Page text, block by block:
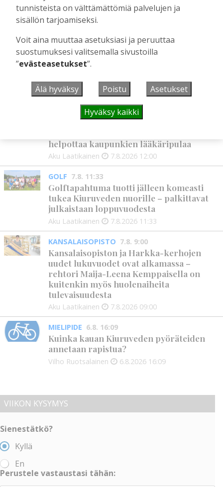
UUSIMMAT
MIELIPIDE 7.8. 12:26
Vilho Ruotsalainen 7.8.2026 12:26
HYVINVOINTIALUE 7.8. 12:00
Kiuruvedelle ja Iisalmeen
helpottaa kaupunkien lääkäripulaa
Aku Laatikainen 7.8.2026 12:00
GOLF 7.8. 11:33
Golftapahtuma tuotti jälleen komeasti
tukea Kiuruveden nuorille – palkittavat
julkaistaan loppuvuodesta
Aku Laatikainen 7.8.2026 11:33
KANSALAISOPISTO 7.8. 9:00
Kansalaisopiston ja Harkka-kerhojen
uudet lukuvuodet ovat alkamassa –
rehtori Maija-Leena Kemppaisella on
kuitenkin myös huolenaiheita
tulevaisuudesta
Aku Laatikainen 7.8.2026 09:00
MIELIPIDE 6.8. 16:09
Kuinka kauan Kiuruveden pyöräteiden
annetaan rapistua?
Vilho Ruotsalainen 6.8.2026 16:09
VIIKON KYSYMYS
Sienestätkö?
Kyllä
En
Perustele vastaustasi tähän:
tunnisteista on välttämättömiä palvelujen ja
sisällön tarjoamiseksi.
Voit aina muuttaa asetuksiasi ja peruuttaa
suostumuksesi valitsemalla sivustoilla
”evästeasetukset”.
Älä hyväksy Poistu Asetukset
Hyväksy kaikki